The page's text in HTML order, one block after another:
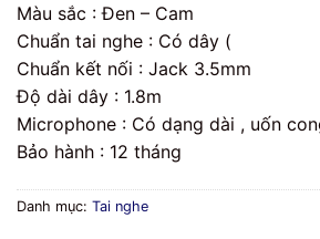
Màu sắc : Đen – Cam
Chuẩn tai nghe : Có dây (
Chuẩn kết nối : Jack 3.5mm
Độ dài dây : 1.8m
Microphone : Có dạng dài , uốn
Bảo hành : 12 tháng
Danh mục: Tai nghe